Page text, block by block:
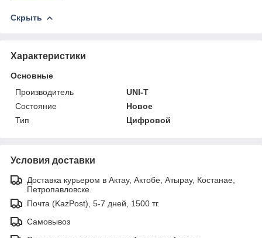
Скрыть
Характеристики
Основные
Производитель
UNI-T
Состояние
Новое
Тип
Цифровой
Условия доставки
Доставка курьером в Актау, Актобе, Атырау, Костанае,
Петропавловске.
Почта (KazPost), 5-7 дней, 1500 тг.
Самовывоз